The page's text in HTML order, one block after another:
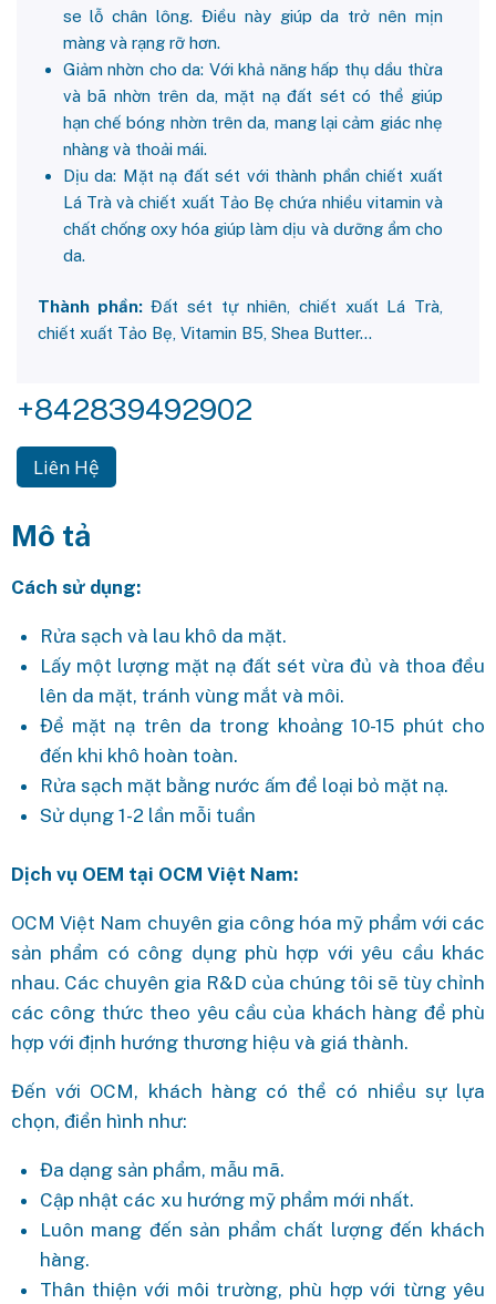
se lỗ chân lông. Điều này giúp da trở nên mịn
màng và rạng rỡ hơn.
Giảm nhờn cho da: Với khả năng hấp thụ dầu thừa
và bã nhờn trên da, mặt nạ đất sét có thể giúp
hạn chế bóng nhờn trên da, mang lại cảm giác nhẹ
nhàng và thoải mái.
Dịu da: Mặt nạ đất sét với thành phần chiết xuất
Lá Trà và chiết xuất Tảo Bẹ chứa nhiều vitamin và
chất chống oxy hóa giúp làm dịu và dưỡng ẩm cho
da.
Thành phần:Đất sét tự nhiên, chiết xuất Lá Trà,
chiết xuất Tảo Bẹ, Vitamin B5, Shea Butter…
+842839492902
Liên Hệ
Mô tả
Cách sử dụng:
Rửa sạch và lau khô da mặt.
Lấy một lượng mặt nạ đất sét vừa đủ và thoa đều
lên da mặt, tránh vùng mắt và môi.
Để mặt nạ trên da trong khoảng 10-15 phút cho
đến khi khô hoàn toàn.
Rửa sạch mặt bằng nước ấm để loại bỏ mặt nạ.
Sử dụng 1-2 lần mỗi tuần
Dịch vụ OEM tại OCM Việt Nam:
OCM Việt Nam chuyên gia công hóa mỹ phẩm với các
sản phẩm có công dụng phù hợp với yêu cầu khác
nhau. Các chuyên gia R&D của chúng tôi sẽ tùy chỉnh
các công thức theo yêu cầu của khách hàng để phù
hợp với định hướng thương hiệu và giá thành.
Đến với OCM, khách hàng có thể có nhiều sự lựa
chọn, điển hình như:
Đa dạng sản phẩm, mẫu mã.
Cập nhật các xu hướng mỹ phẩm mới nhất.
Luôn mang đến sản phẩm chất lượng đến khách
hàng.
Thân thiện với môi trường, phù hợp với từng yêu